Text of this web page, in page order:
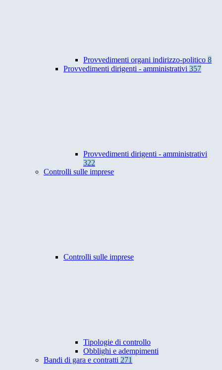
Provvedimenti organi indirizzo-politico 8
Provvedimenti dirigenti - amministrativi 357
Provvedimenti dirigenti - amministrativi
322
Controlli sulle imprese
Controlli sulle imprese
Tipologie di controllo
Obblighi e adempimenti
Bandi di gara e contratti 271